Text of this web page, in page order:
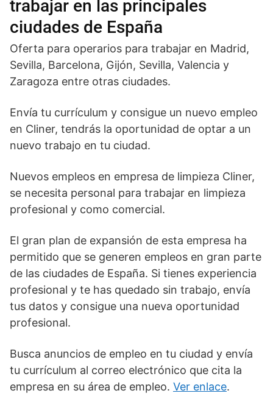
trabajar en las principales
ciudades de España
Oferta para operarios para trabajar en Madrid,
Sevilla, Barcelona, Gijón, Sevilla, Valencia y
Zaragoza entre otras ciudades.
Envía tu currículum y consigue un nuevo empleo
en Cliner, tendrás la oportunidad de optar a un
nuevo trabajo en tu ciudad.
Nuevos empleos en empresa de limpieza Cliner,
se necesita personal para trabajar en limpieza
profesional y como comercial.
El gran plan de expansión de esta empresa ha
permitido que se generen empleos en gran parte
de las ciudades de España. Si tienes experiencia
profesional y te has quedado sin trabajo, envía
tus datos y consigue una nueva oportunidad
profesional.
Busca anuncios de empleo en tu ciudad y envía
tu currículum al correo electrónico que cita la
empresa en su área de empleo. Ver enlace.